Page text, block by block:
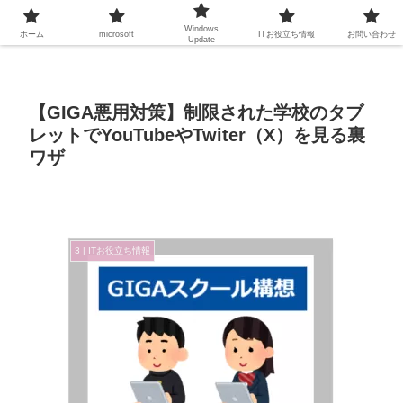
【GIGA悪用対策】制限された学校のタブ
レットでYouTubeやTwiter（X）を見る裏
ワザ
3 | ITお役立ち情報
ホーム microsoft
Windows
Update
ITお役立ち情報 お問い合わせ